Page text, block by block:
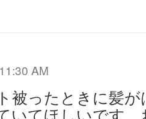
AM
被ったときに髪
いてほしいです